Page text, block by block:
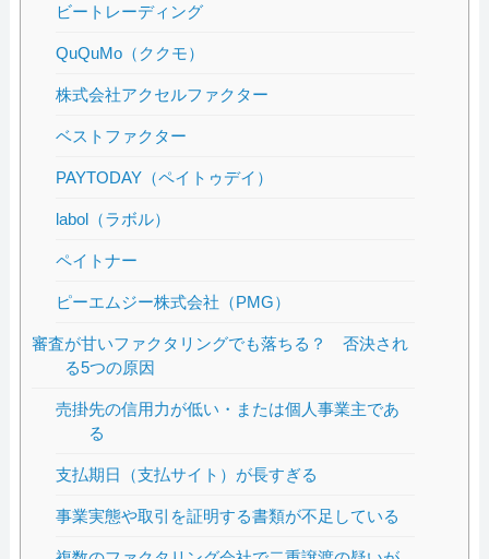
ビートレーディング
QuQuMo（ククモ）
株式会社アクセルファクター
ベストファクター
PAYTODAY（ペイトゥデイ）
labol（ラボル）
ペイトナー
ピーエムジー株式会社（PMG）
審査が甘いファクタリングでも落ちる？ 否決され
る5つの原因
売掛先の信用力が低い・または個人事業主であ
る
支払期日（支払サイト）が長すぎる
事業実態や取引を証明する書類が不足している